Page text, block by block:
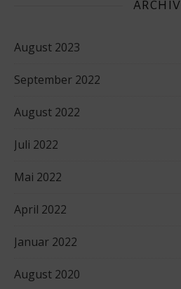
ARCHIV
August 2023
September 2022
August 2022
Juli 2022
Mai 2022
April 2022
Januar 2022
August 2020